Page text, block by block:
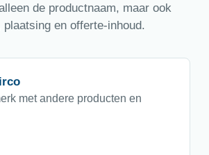
de productnaam, maar ook
en offerte-inhoud.
met andere producten en